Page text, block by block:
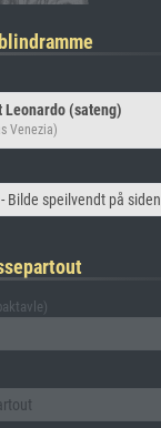
Leonardo (sateng)
Venezia)
Bilde speilvendt på siden